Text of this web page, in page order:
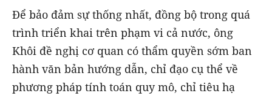
Để bảo đảm sự thống nhất, đồng bộ trong quá
trình triển khai trên phạm vi cả nước, ông
Khôi đề nghị cơ quan có thẩm quyền sớm ban
hành văn bản hướng dẫn, chỉ đạo cụ thể về
phương pháp tính toán quy mô, chỉ tiêu hạ